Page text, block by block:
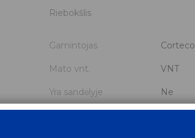
Riebokšlis
Gamintojas Corteco
Mato vnt. VNT
Yra sandėlyje Ne